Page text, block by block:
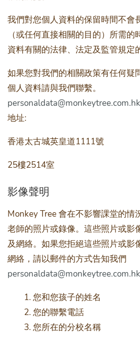
我們對您個人資料的保留時間不會
（或任何直接相關的目的）所需
資料有關的法律、法定及監管規定
如果您對我們的相關政策有任何疑
個人資料請與我們聯繫。
personaldata@monkeytree.com.hk
地址:
香港太古城英皇道1111號
25樓2514室
影像聲明
Monkey Tree 會在不影響課堂的情
老師的照片或錄像。這些照片或影
及網絡。如果您拒絕這些照片或影
網絡，請以郵件的方式告知我們
personaldata@monkeytree.com.hk
您和您孩子的姓名
您的聯繫電話
您所在的分校名稱